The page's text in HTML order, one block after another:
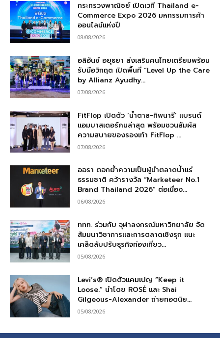
กระทรวงพาณิชย์ เปิดเวที Thailand e-
Commerce Expo 2026 มหกรรมการค้า
ออนไลน์แห่งปี
08/08/2026
อลิอันซ์ อยุธยา ส่งเสริมคนไทยเตรียมพร้อม
รับมือวิกฤต เปิดพื้นที่ “Level Up the Care
by Allianz Ayudhy...
07/08/2026
FitFlop เปิดตัว ‘น้ำตาล-ทิพนารี’ แบรนด์
แอมบาสเดอร์คนล่าสุด พร้อมชวนสัมผัส
ความสบายของรองเท้า FitFlop ...
07/08/2026
ออรา ตอกย้ำความเป็นผู้นำตลาดน้ำแร่
ธรรมชาติ คว้ารางวัล “Marketeer No.1
Brand Thailand 2026” ต่อเนื่อง...
06/08/2026
ททท. ร่วมกับ จุฬาลงกรณ์มหาวิทยาลัย จัด
สัมมนาวิชาการและการตลาดเชิงรุก แนะ
เคล็ดลับปรับธุรกิจท่องเที่ยว...
05/08/2026
Levi’s® เปิดตัวแคมเปญ “Keep it
Loose.” นำโดย ROSÉ และ Shai
Gilgeous-Alexander ถ่ายทอดนิย...
05/08/2026